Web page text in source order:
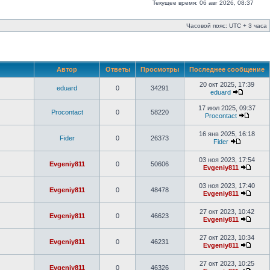
Текущее время: 06 авг 2026, 08:37
Часовой пояс: UTC + 3 часа
Автор Ответы Просмотры Последнее сообщение
eduard 0 34291
20 окт 2025, 17:39
eduard
Procontact 0 58220
17 июл 2025, 09:37
Procontact
Fider 0 26373
16 янв 2025, 16:18
Fider
Evgeniy811 0 50606
03 ноя 2023, 17:54
Evgeniy811
Evgeniy811 0 48478
03 ноя 2023, 17:40
Evgeniy811
Evgeniy811 0 46623
27 окт 2023, 10:42
Evgeniy811
Evgeniy811 0 46231
27 окт 2023, 10:34
Evgeniy811
Evgeniy811 0 46326
27 окт 2023, 10:25